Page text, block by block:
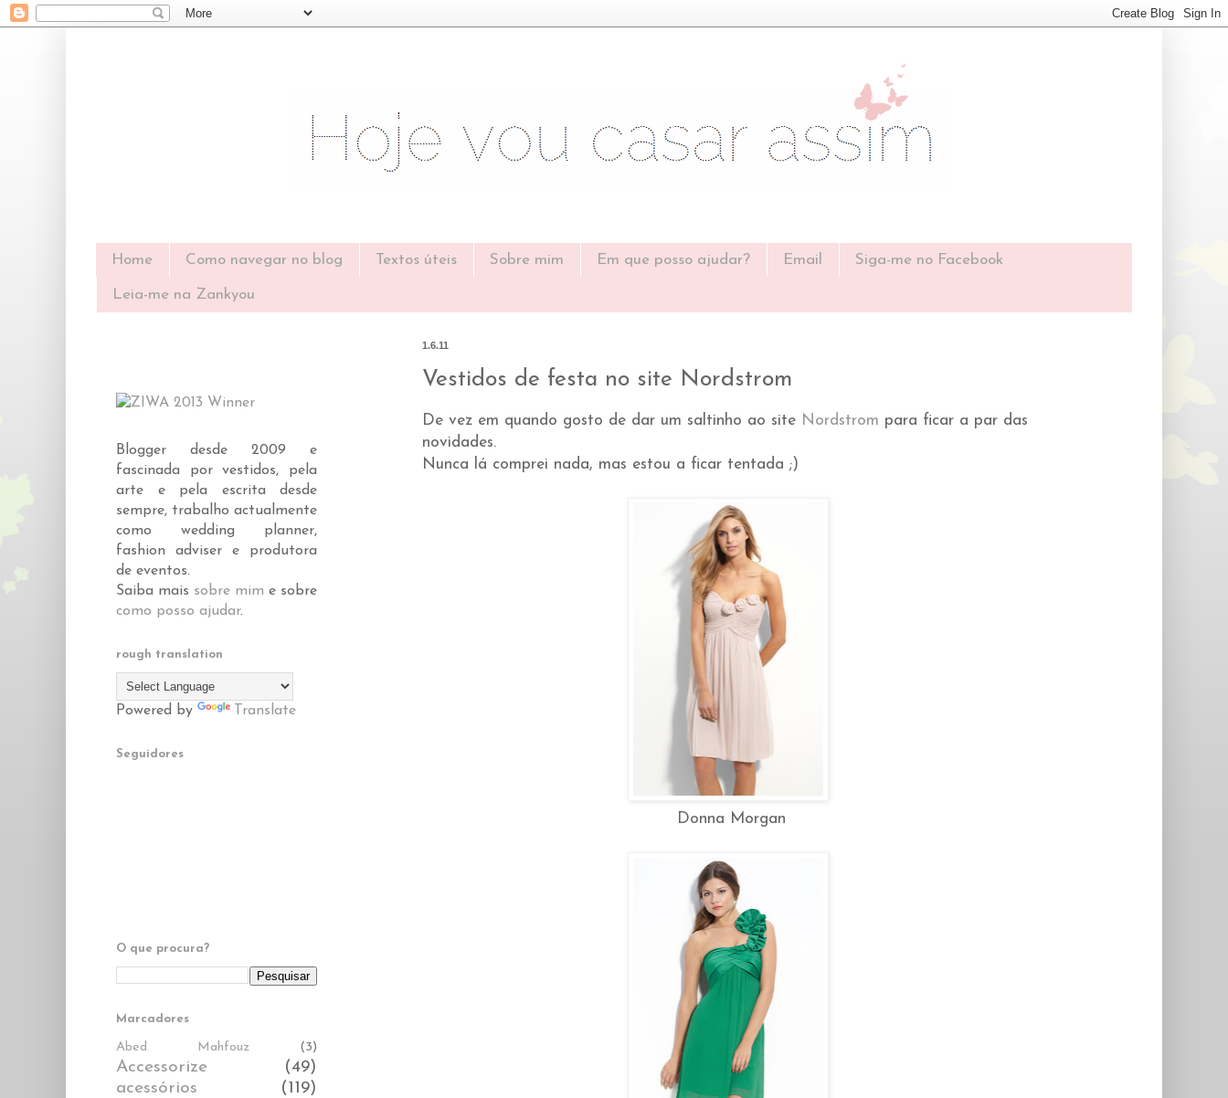
Home Como navegar no blog Textos úteis Sobre mim Em que posso ajudar? Email Siga-me no Facebook
Leia-me na Zankyou
1.6.11
Vestidos de festa no site Nordstrom
De vez em quando gosto de dar um saltinho ao site Nordstrom para ficar a par das
novidades.
Nunca lá comprei nada, mas estou a ficar tentada ;)
Donna Morgan
Blogger desde 2009 e
fascinada por vestidos, pela
arte e pela escrita desde
sempre, trabalho actualmente
como wedding planner,
fashion adviser e produtora
de eventos.
Saiba mais sobre mim e sobre
como posso ajudar.
rough translation
Powered by Translate
Seguidores
O que procura?
Marcadores
Abed Mahfouz (3)
Accessorize
(49)
acessórios
(119)